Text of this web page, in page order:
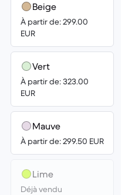
Beige
À partir de: 299.00
EUR
Vert
À partir de: 323.00
EUR
Mauve
À partir de: 299.50 EUR
Lime
Déjà vendu